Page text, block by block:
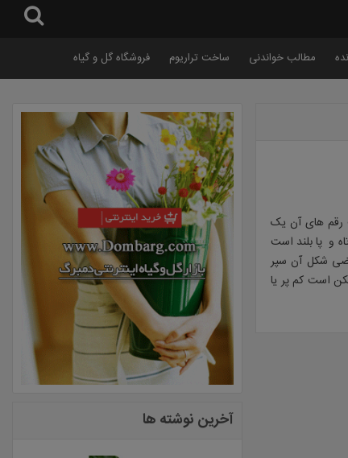
مطالب خواندنی ساخت تراریوم فروشگاه گل و گیاه
رقم های آن یک
و پا بلند است
شکل آن سپر
است کم پر یا
آخرین نوشته ها